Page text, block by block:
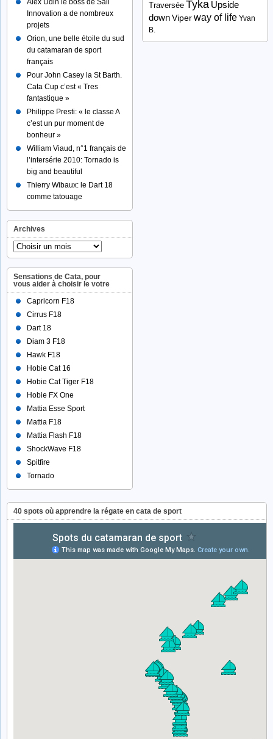
Alex Udin le boss de Sail
Innovation a de nombreux
projets
Orion, une belle étoile du sud
du catamaran de sport
français
Pour John Casey la St Barth.
Cata Cup c’est « Tres
fantastique »
Philippe Presti: « le classe A
c’est un pur moment de
bonheur »
William Viaud, n°1 français de
l’intersérie 2010: Tornado is
big and beautiful
Thierry Wibaux: le Dart 18
comme tatouage
Archives
Sensations de Cata, pour
vous aider à choisir le votre
Capricorn F18
Cirrus F18
Dart 18
Diam 3 F18
Hawk F18
Hobie Cat 16
Hobie Cat Tiger F18
Hobie FX One
Mattia Esse Sport
Mattia F18
Mattia Flash F18
ShockWave F18
Spitfire
Tornado
Traversée Tyka Upside
downViperway of life Yvan
B.
40 spots où apprendre la régate en cata de sport